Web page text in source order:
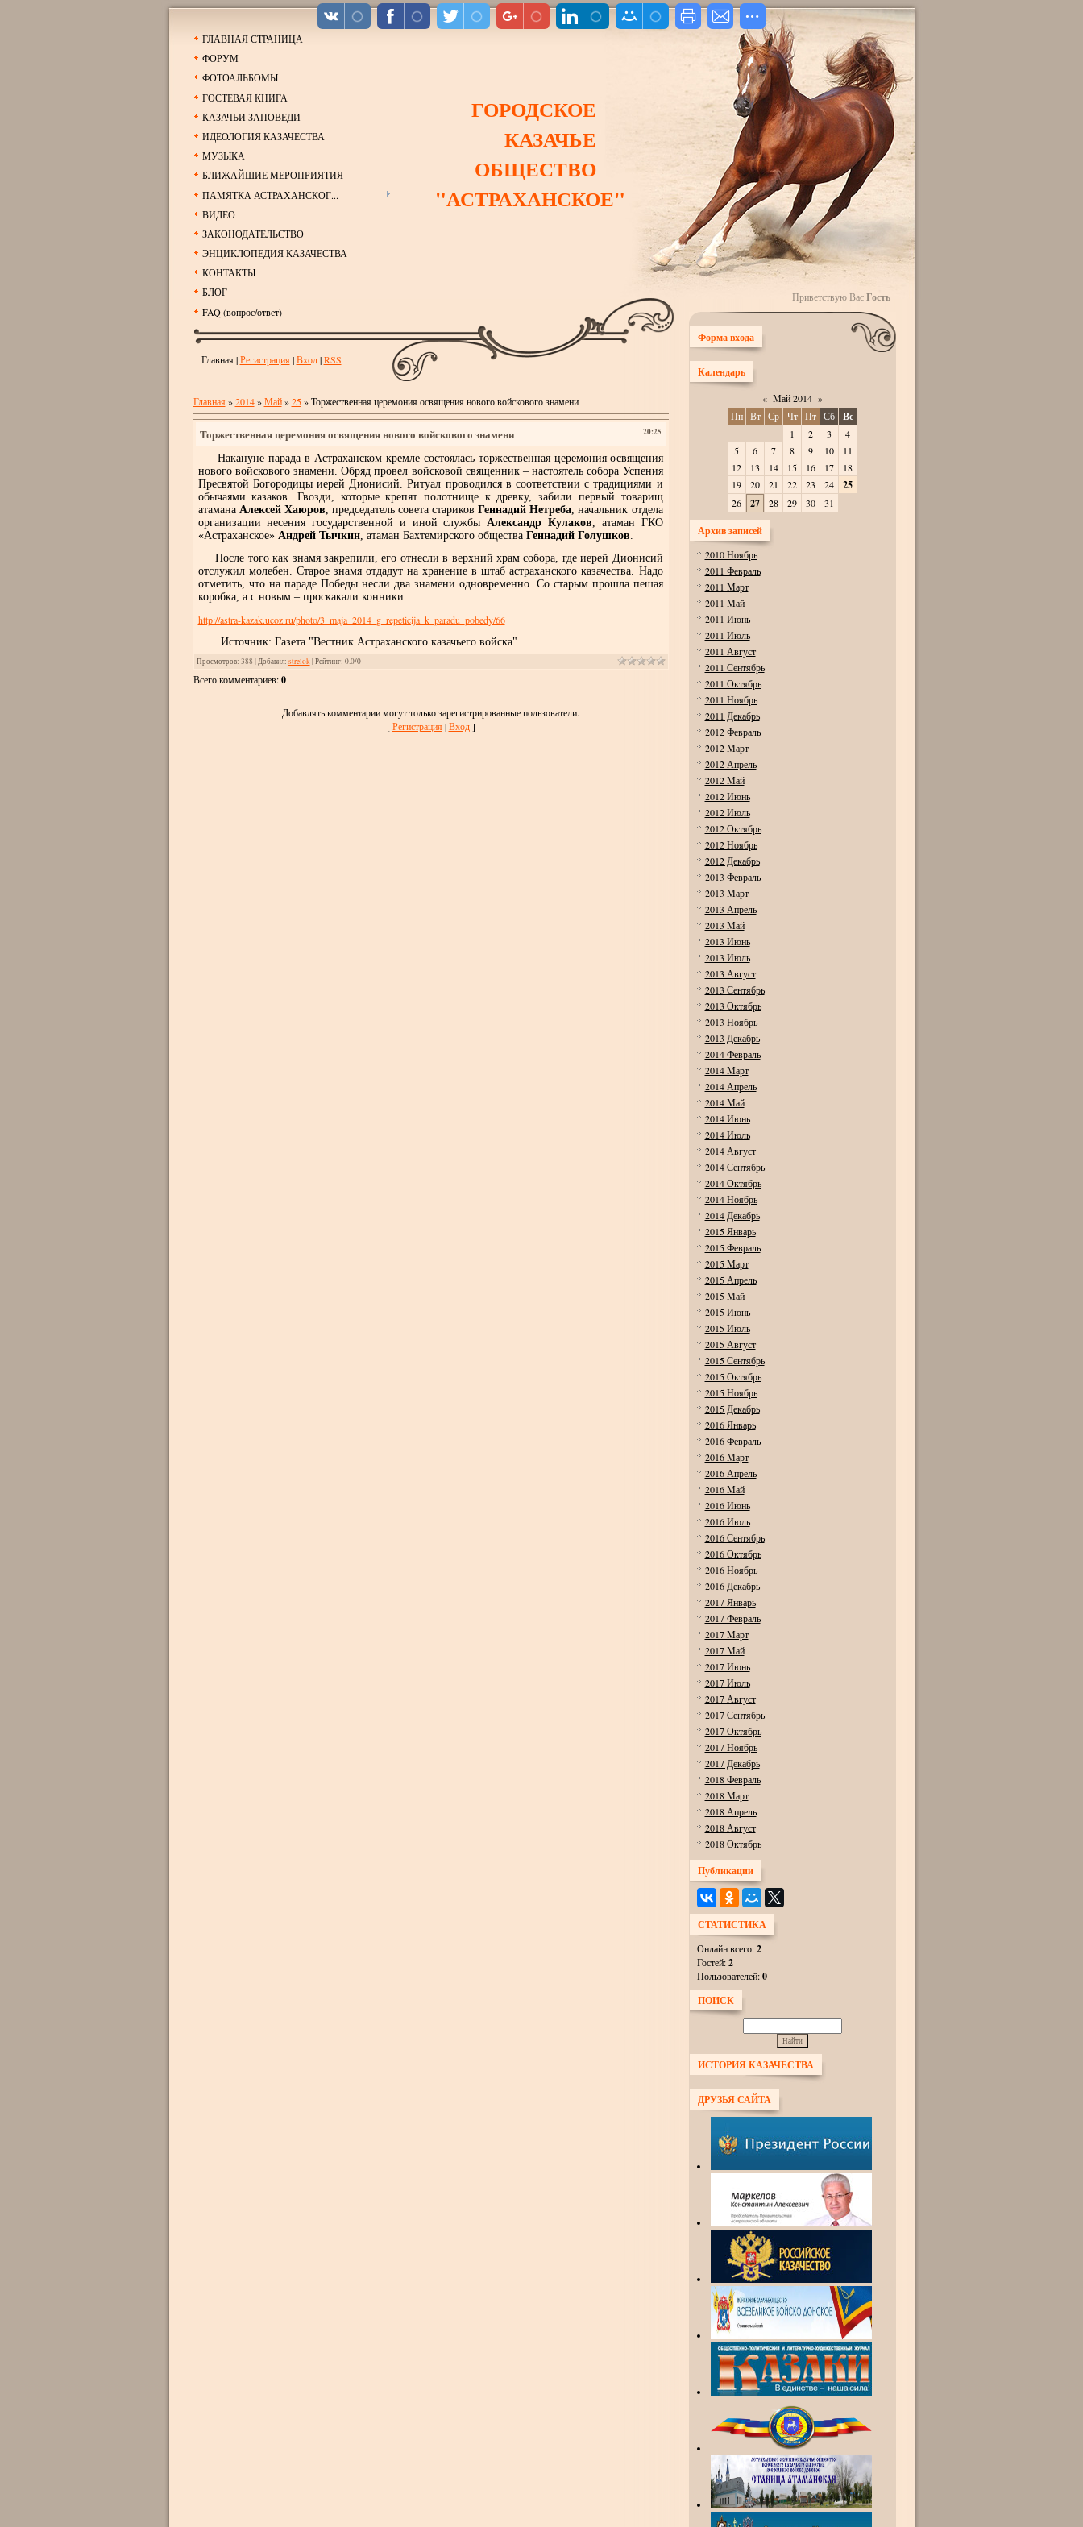
ГЛАВНАЯ СТРАНИЦА
ФОРУМ
ФОТОАЛЬБОМЫ
ГОСТЕВАЯ КНИГА
КАЗАЧЬИ ЗАПОВЕДИ
ИДЕОЛОГИЯ КАЗАЧЕСТВА
МУЗЫКА
БЛИЖАЙШИЕ МЕРОПРИЯТИЯ
ПАМЯТКА АСТРАХАНСКОГ...
ВИДЕО
ЗАКОНОДАТЕЛЬСТВО
ЭНЦИКЛОПЕДИЯ КАЗАЧЕСТВА
КОНТАКТЫ
БЛОГ
FAQ (вопрос/ответ)
ГОРОДСКОЕ
КАЗАЧЬЕ
ОБЩЕСТВО
"АСТРАХАНСКОЕ"
Главная|Регистрация |Вход|RSS
Главная »2014 » Май » 25» Торжественная церемония освящения нового войскового знамени
20:25
Торжественная церемония освящения нового войскового знамени
Накануне парада в Астраханском кремле состоялась торжественная церемония освящения
нового войскового знамени. Обряд провел войсковой священник – настоятель собора Успения
Пресвятой Богородицы иерей Дионисий. Ритуал проводился в соответствии с традициями и
обычаями казаков. Гвозди, которые крепят полотнище к древку, забили первый товарищ
атамана Алексей Хаюров , председатель совета стариковГеннадий Нетреба , начальник отдела
организации несения государственной и иной службы Александр Кулаков , атаман ГКО
«Астраханское» Андрей Тычкин, атаман Бахтемирского общества Геннадий Голушков
После того как знамя закрепили, его отнесли в верхний храм собора, где иерей Дионисий
отслужил молебен. Старое знамя отдадут на хранение в штаб астраханского казачества. Надо
отметить, что на параде Победы несли два знамени одновременно. Со старым прошла пешая
коробка, а с новым – проскакали конники.
http://astra-kazak.ucoz.ru/photo/3_maja_2014_g_repeticija_k_paradu_pobedy/66
Источник: Газета "Вестник Астраханского казачьего войска"
Просмотров: 388 |Добавил: strelok|Рейтинг: 0.0/0
Всего комментариев:0
Добавлять комментарии могут только зарегистрированные пользователи.
[Регистрация |Вход]
Приветствую Вас Гость
Форма входа
Календарь
« Май 2014 »
Пн Вт Ср Чт Пт Сб Вс
1 2 3
4
5
6 7 8 9 10
11
12
13 14 15 16 17
18
19
20 21 22 23 24 25
26 27 28 29 30 31
Архив записей
2010 Ноябрь
2011 Февраль
2011 Март
2011 Май
2011 Июнь
2011 Июль
2011 Август
2011 Сентябрь
2011 Октябрь
2011 Ноябрь
2011 Декабрь
2012 Февраль
2012 Март
2012 Апрель
2012 Май
2012 Июнь
2012 Июль
2012 Октябрь
2012 Ноябрь
2012 Декабрь
2013 Февраль
2013 Март
2013 Апрель
2013 Май
2013 Июнь
2013 Июль
2013 Август
2013 Сентябрь
2013 Октябрь
2013 Ноябрь
2013 Декабрь
2014 Февраль
2014 Март
2014 Апрель
2014 Май
2014 Июнь
2014 Июль
2014 Август
2014 Сентябрь
2014 Октябрь
2014 Ноябрь
2014 Декабрь
2015 Январь
2015 Февраль
2015 Март
2015 Апрель
2015 Май
2015 Июнь
2015 Июль
2015 Август
2015 Сентябрь
2015 Октябрь
2015 Ноябрь
2015 Декабрь
2016 Январь
2016 Февраль
2016 Март
2016 Апрель
2016 Май
2016 Июнь
2016 Июль
2016 Сентябрь
2016 Октябрь
2016 Ноябрь
2016 Декабрь
2017 Январь
2017 Февраль
2017 Март
2017 Май
2017 Июнь
2017 Июль
2017 Август
2017 Сентябрь
2017 Октябрь
2017 Ноябрь
2017 Декабрь
2018 Февраль
2018 Март
2018 Апрель
2018 Август
2018 Октябрь
Публикации
СТАТИСТИКА
Онлайн всего:2
Гостей:2
Пользователей:0
ПОИСК
ИСТОРИЯ КАЗАЧЕСТВА
ДРУЗЬЯ САЙТА